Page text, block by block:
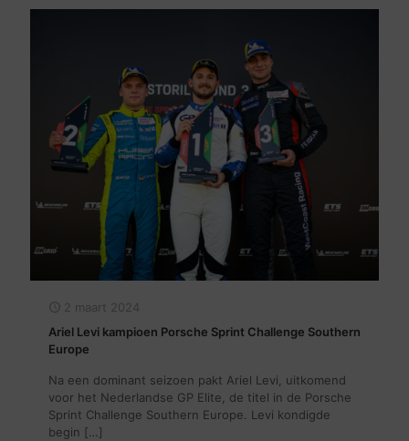
2 maart 2024
Ariel Levi kampioen Porsche Sprint Challenge Southern
Europe
Na een dominant seizoen pakt Ariel Levi, uitkomend
voor het Nederlandse GP Elite, de titel in de Porsche
Sprint Challenge Southern Europe. Levi kondigde
begin […]